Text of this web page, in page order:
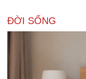
ĐỜI SỐNG